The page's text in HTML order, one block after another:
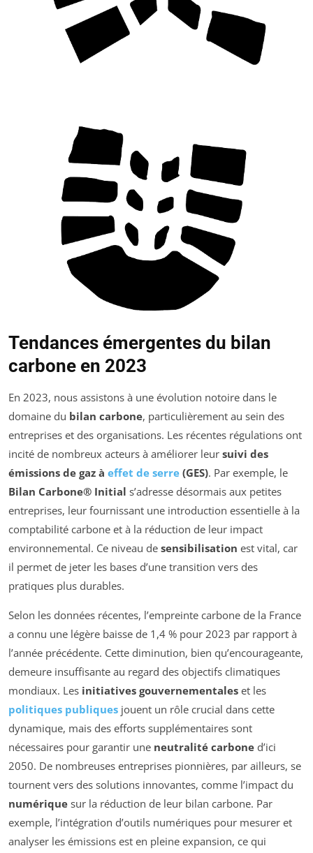
Tendances émergentes du bilan
carbone en 2023
En 2023, nous assistons à une évolution notoire dans le
domaine du bilan carbone, particulièrement au sein des
entreprises et des organisations. Les récentes régulations ont
incité de nombreux acteurs à améliorer leur suivi des
émissions de gaz à effet de serre (GES). Par exemple, le
Bilan Carbone® Initial s’adresse désormais aux petites
entreprises, leur fournissant une introduction essentielle à la
comptabilité carbone et à la réduction de leur impact
environnemental. Ce niveau de sensibilisation est vital, car
il permet de jeter les bases d’une transition vers des
pratiques plus durables.
Selon les données récentes, l’empreinte carbone de la France
a connu une légère baisse de 1,4 % pour 2023 par rapport à
l’année précédente. Cette diminution, bien qu’encourageante,
demeure insuffisante au regard des objectifs climatiques
mondiaux. Les initiatives gouvernementales et les
politiques publiques jouent un rôle crucial dans cette
dynamique, mais des efforts supplémentaires sont
nécessaires pour garantir une neutralité carbone d’ici
2050. De nombreuses entreprises pionnières, par ailleurs, se
tournent vers des solutions innovantes, comme l’impact du
numérique sur la réduction de leur bilan carbone. Par
exemple, l’intégration d’outils numériques pour mesurer et
analyser les émissions est en pleine expansion, ce qui